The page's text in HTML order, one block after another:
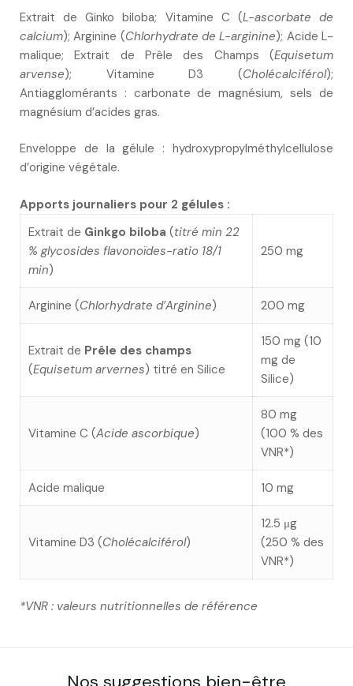
Extrait de Ginko biloba; Vitamine C (L-ascorbate de
calcium); Arginine (Chlorhydrate de L-arginine); Acide L-
malique; Extrait de Prêle des Champs (Equisetum
arvense); Vitamine D3 (Cholécalciférol);
Antiagglomérants : carbonate de magnésium, sels de
magnésium d’acides gras.
Enveloppe de la gélule : hydroxypropylméthylcellulose
d’origine végétale.
Apports journaliers pour 2 gélules :
Extrait de Ginkgo biloba (titré min 22
% glycosides flavonoïdes-ratio 18/1
min)
250 mg
Arginine (Chlorhydrate d’Arginine) 200 mg
Extrait de Prêle des champs
(Equisetum arvernes) titré en Silice
150 mg (10
mg de
Silice)
Vitamine C (Acide ascorbique)
80 mg
(100 % des
VNR*)
Acide malique 10 mg
Vitamine D3 (Cholécalciférol)
12.5 μg
(250 % des
VNR*)
*VNR : valeurs nutritionnelles de référence